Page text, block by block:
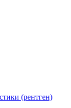
(рентген)